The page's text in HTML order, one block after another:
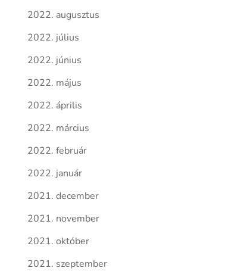
2022. augusztus
2022. július
2022. június
2022. május
2022. április
2022. március
2022. február
2022. január
2021. december
2021. november
2021. október
2021. szeptember